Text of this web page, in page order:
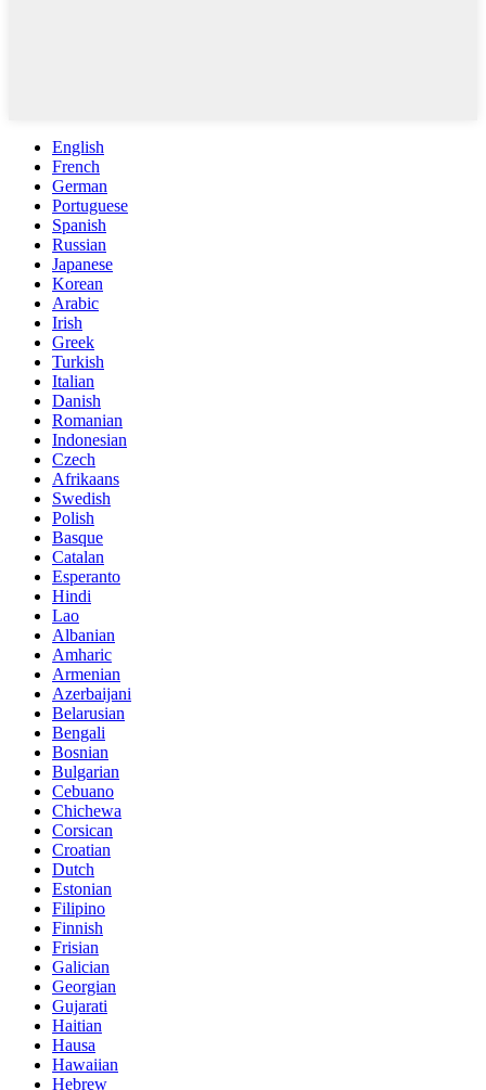
English
French
German
Portuguese
Spanish
Russian
Japanese
Korean
Arabic
Irish
Greek
Turkish
Italian
Danish
Romanian
Indonesian
Czech
Afrikaans
Swedish
Polish
Basque
Catalan
Esperanto
Hindi
Lao
Albanian
Amharic
Armenian
Azerbaijani
Belarusian
Bengali
Bosnian
Bulgarian
Cebuano
Chichewa
Corsican
Croatian
Dutch
Estonian
Filipino
Finnish
Frisian
Galician
Georgian
Gujarati
Haitian
Hausa
Hawaiian
Hebrew